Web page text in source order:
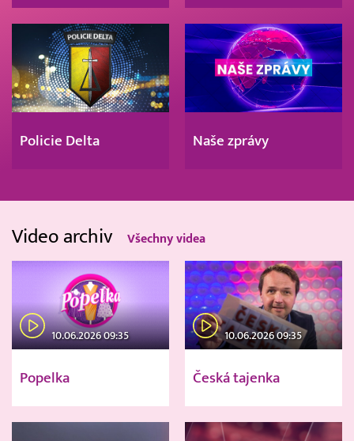
Policie Delta Naše zprávy
Video archiv Všechny videa
10.06.2026 09:35
Popelka
10.06.2026 09:35
Česká tajenka